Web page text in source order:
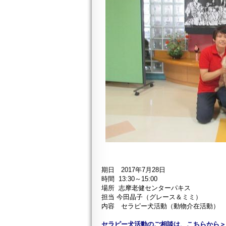
期日 2017年7月28日
時間 13:30～15:00
場所 志摩老健センターパキス
担当 今田晶子（グレース＆ミミ）
内容 セラピー犬活動（動物介在活動）
セラピー犬活動のご相談は、こちらから